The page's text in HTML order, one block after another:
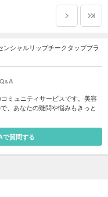
ンシャルリップチークタップブラ
ミュニティサービスです。美容
、あなたの疑問や悩みもきっと
で質問する